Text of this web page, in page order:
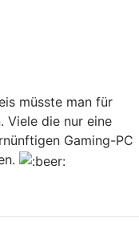
müsste man für
Viele die nur eine
Gaming-PC